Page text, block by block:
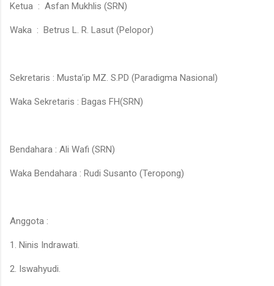
Ketua : Asfan Mukhlis (SRN)
Waka : Betrus L. R. Lasut (Pelopor)
Sekretaris : Musta’ip MZ. S.PD (Paradigma Nasional)
Waka Sekretaris : Bagas FH(SRN)
Bendahara : Ali Wafi (SRN)
Waka Bendahara : Rudi Susanto (Teropong)
Anggota :
1. Ninis Indrawati.
2. Iswahyudi.